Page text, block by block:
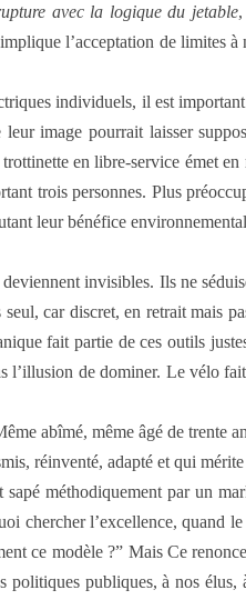
avec la logique du jetable,
l’acceptation de limites
individuels, il est
image pourrait laisser
trottinette en libre-service émet
trois personnes. Plus
leur bénéfice
invisibles. Ils ne
car discret, en retrait
fait partie de ces outils
de dominer. Le vélo
abîmé, même âgé de trente
réinventé, adapté et qui
méthodiquement par un
chercher l’excellence, quand
ce modèle ?” Mais Ce
publiques, à nos